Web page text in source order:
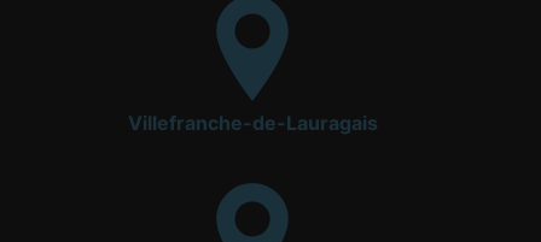
Villefranche-de-Lauragais